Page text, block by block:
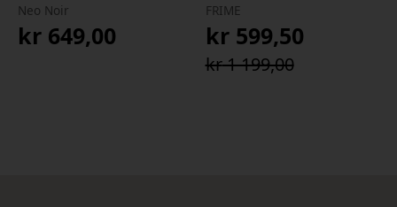
Neo Noir
kr 649,00
FRIME
kr1 199,00
Opprinnelig
kr599,50
Nåværende